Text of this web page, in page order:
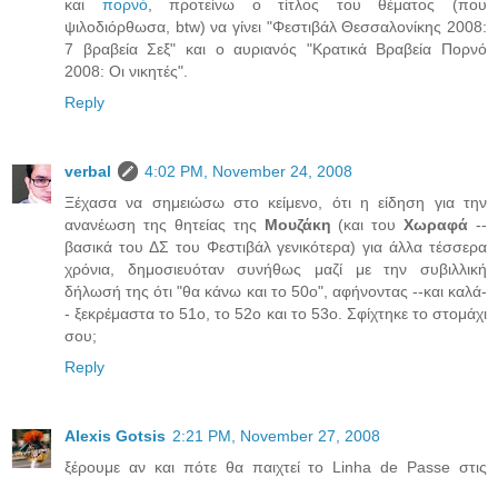
και πορνό, προτείνω ο τίτλος του θέματος (που
ψιλοδιόρθωσα, btw) να γίνει "Φεστιβάλ Θεσσαλονίκης 2008:
7 βραβεία Σεξ" και ο αυριανός "Κρατικά Βραβεία Πορνό
2008: Οι νικητές".
Reply
verbal
4:02 PM, November 24, 2008
Ξέχασα να σημειώσω στο κείμενο, ότι η είδηση για την
ανανέωση της θητείας της Μουζάκη (και τουΧωραφά --
βασικά του ΔΣ του Φεστιβάλ γενικότερα) για άλλα τέσσερα
χρόνια, δημοσιευόταν συνήθως μαζί με την συβιλλική
δήλωσή της ότι "θα κάνω και το 50ο", αφήνοντας --και καλά-
- ξεκρέμαστα το 51ο, το 52ο και το 53ο. Σφίχτηκε το στομάχι
σου;
Reply
Alexis Gotsis 2:21 PM, November 27, 2008
ξέρουμε αν και πότε θα παιχτεί το Linha de Passe στις